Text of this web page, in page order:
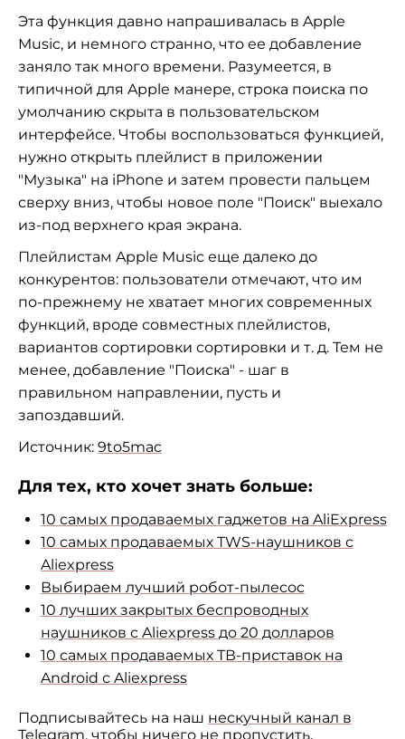
Эта функция давно напрашивалась в Apple
Music, и немного странно, что ее добавление
заняло так много времени. Разумеется, в
типичной для Apple манере, строка поиска по
умолчанию скрыта в пользовательском
интерфейсе. Чтобы воспользоваться функцией,
нужно открыть плейлист в приложении
"Музыка" на iPhone и затем провести пальцем
сверху вниз, чтобы новое поле "Поиск" выехало
из-под верхнего края экрана.
Плейлистам Apple Music еще далеко до
конкурентов: пользователи отмечают, что им
по-прежнему не хватает многих современных
функций, вроде совместных плейлистов,
вариантов сортировки сортировки и т. д. Тем не
менее, добавление "Поиска" - шаг в
правильном направлении, пусть и
запоздавший.
Источник: 9to5mac
Для тех, кто хочет знать больше:
10 самых продаваемых гаджетов на AliExpress
10 самых продаваемых TWS-наушников с
Aliexpress
Выбираем лучший робот-пылесос
10 лучших закрытых беспроводных
наушников с Aliexpress до 20 долларов
10 самых продаваемых ТВ-приставок на
Android с Aliexpress
Подписывайтесь на наш нескучный канал в
Telegram, чтобы ничего не пропустить.